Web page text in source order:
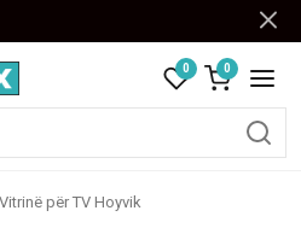
0 0
Vitrinë për TV Hoyvik